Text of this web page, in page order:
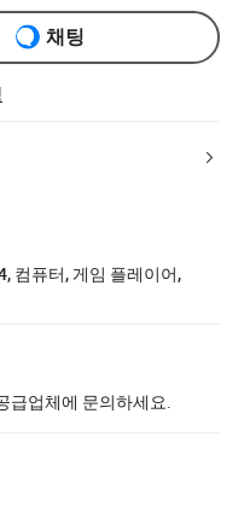
채팅
컴퓨터, 게임 플레이어,
급업체에 문의하세요.